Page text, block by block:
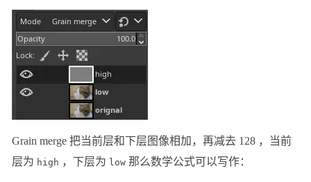
Grain merge 把当前层和下层图像相加，再减去 128 ，当前
层为 high ，下层为 low 那么数学公式可以写作：